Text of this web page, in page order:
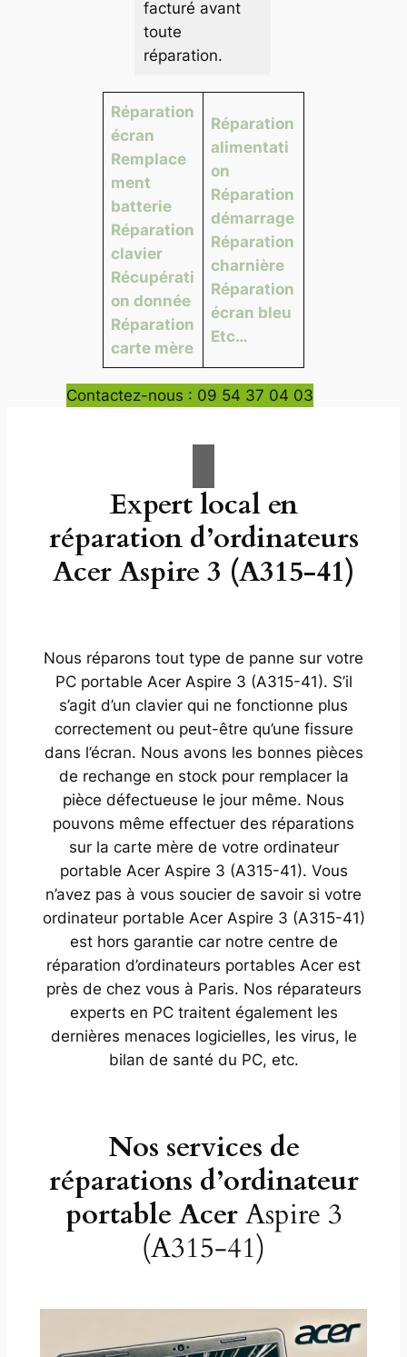
facturé avant
toute
réparation.
Réparation
écran
Remplace
ment
batterie
Réparation
clavier
Récupérati
on donnée
Réparation
carte mère
Réparation
alimentati
on
Réparation
démarrage
Réparation
charnière
Réparation
écran bleu
Etc…
Contactez-nous : 09 54 37 04 03
Expert local en
réparation d’ordinateurs
Acer Aspire 3 (A315-41)
Nous réparons tout type de panne sur votre
PC portable Acer Aspire 3 (A315-41). S’il
s’agit d’un clavier qui ne fonctionne plus
correctement ou peut-être qu’une fissure
dans l’écran. Nous avons les bonnes pièces
de rechange en stock pour remplacer la
pièce défectueuse le jour même. Nous
pouvons même effectuer des réparations
sur la carte mère de votre ordinateur
portable Acer Aspire 3 (A315-41). Vous
n’avez pas à vous soucier de savoir si votre
ordinateur portable Acer Aspire 3 (A315-41)
est hors garantie car notre centre de
réparation d’ordinateurs portables Acer est
près de chez vous à Paris. Nos réparateurs
experts en PC traitent également les
dernières menaces logicielles, les virus, le
bilan de santé du PC, etc.
Nos services de
réparations d’ordinateur
portable AcerAspire 3
(A315-41)